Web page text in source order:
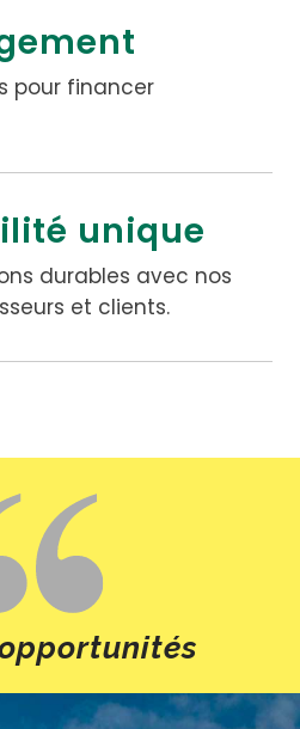
pour financer
unique
durables avec nos
et clients.